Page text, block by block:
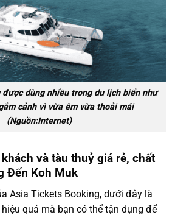
được dùng nhiều trong du lịch biển như
cảnh vì vừa êm vừa thoải mái
(Nguồn:Internet)
và tàu thuỷ giá rẻ, chất
Đến Koh Muk
Asia Tickets Booking, dưới đây là
quả mà bạn có thể tận dụng để